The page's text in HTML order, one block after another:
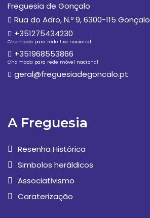
Freguesia de Gonçalo
Rua do Adro, N.º 9, 6300-115 Gonçalo
+351275434230
Chamada para rede fixa nacional
+351968553866
Chamada para rede móvel nacional
geral@freguesiadegoncalo.pt
A Freguesia
Resenha Histórica
Simbolos heráldicos
Associativismo
Caraterização